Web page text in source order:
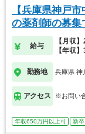
【兵庫県神戸
の薬剤師の募集
給与
【月収
【年収
勤務地 兵庫県 神
アクセス ※お問い
年収650万円以上可 新